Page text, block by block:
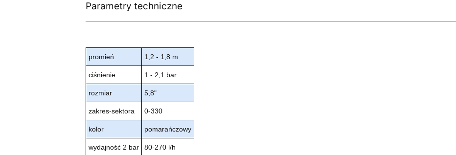
Parametry techniczne
promień 1,2 - 1,8 m
ciśnienie 1 - 2,1 bar
rozmiar 5,8"
zakres-sektora 0-330
kolor pomarańczowy
wydajność 2 bar 80-270 l/h